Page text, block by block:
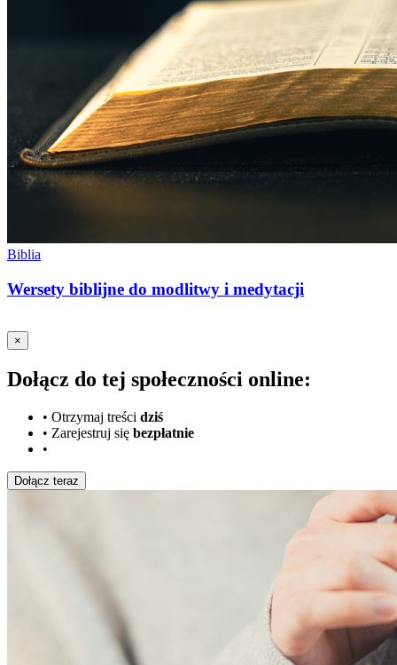
Biblia
Wersety biblijne do modlitwy i medytacji
×
Dołącz do tej społeczności online:
• Otrzymaj treści dziś
• Zarejestruj się bezpłatnie
•
Dołącz teraz